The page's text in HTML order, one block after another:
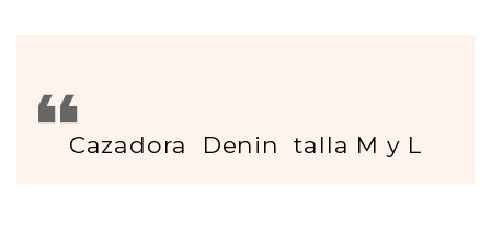
Cazadora Denin talla M y L